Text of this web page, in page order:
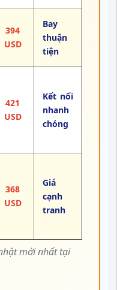
mới nhất tại
394
USD
Bay
thuận
tiện
421
USD
Kết nối
nhanh
chóng
368
USD
Giá
cạnh
tranh